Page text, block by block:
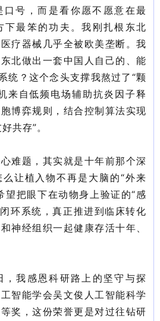
口号，而是看你愿不愿意在最
下最笨的功夫。我刚扎根东北
疗器械几乎全被欧美垄断。我
北做出一套中国人自己的、能
统？这个念头支撑我熬过了“颗
来自低频电场辅助抗炎因子释
博弈规则，结合控制算法实现
共存”。
难题，其实就是十年前那个深
让植入物不再是大脑的“外来
望把眼下在动物身上验证的“感
环系统，真正推进到临床转化
神经组织一起健康存活十年、
，我感恩科研路上的坚守与探
智能学会吴文俊人工智能科学
奖，这份荣誉更是对过往钻研